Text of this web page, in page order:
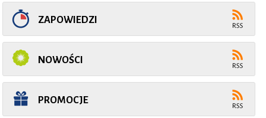
ZAPOWIEDZI
NOWOŚCI
PROMOCJE